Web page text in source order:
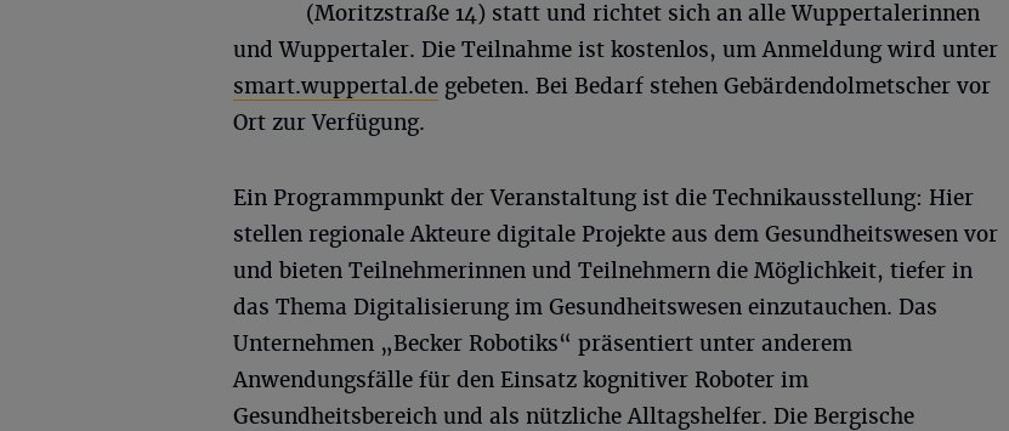
(Moritzstraße 14) statt und richtet sich an alle Wuppertalerinnen
und Wuppertaler. Die Teilnahme ist kostenlos, um Anmeldung wird unter
smart.wuppertal.de gebeten. Bei Bedarf stehen Gebärdendolmetscher vor
Ort zur Verfügung.
Ein Programmpunkt der Veranstaltung ist die Technikausstellung: Hier
stellen regionale Akteure digitale Projekte aus dem Gesundheitswesen vor
und bieten Teilnehmerinnen und Teilnehmern die Möglichkeit, tiefer in
das Thema Digitalisierung im Gesundheitswesen einzutauchen. Das
Unternehmen „Becker Robotiks“ präsentiert unter anderem
Anwendungsfälle für den Einsatz kognitiver Roboter im
Gesundheitsbereich und als nützliche Alltagshelfer. Die Bergische